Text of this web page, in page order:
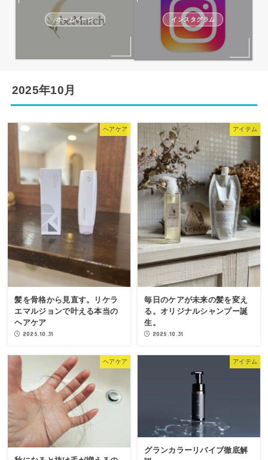
ホームページ インスタグラム
2025年10月
ヘアケア
髪を骨格から見直す。リケラ
エマルジョンで叶える本当の
ヘアケア
2025.10.31
アイテム
毎日のケアが未来の髪を変え
る。オリジナルシャンプー誕
生。
2025.10.31
ヘアケア アイテム
グランカラーリバイブ徹底解